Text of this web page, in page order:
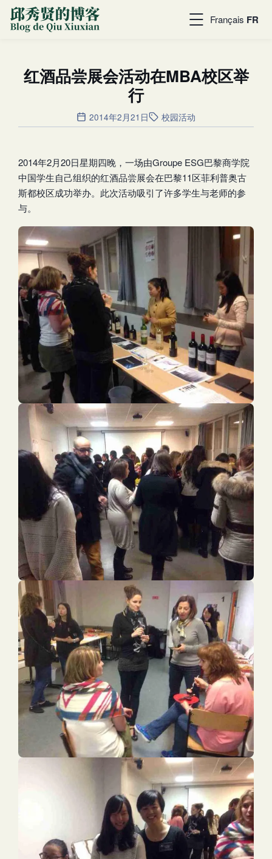
Français FR
红酒品尝展会活动在MBA校区举
行
2014年2月21日 校园活动
2014年2月20日星期四晚，一场由Groupe ESG巴黎商学院
中国学生自己组织的红酒品尝展会在巴黎11区菲利普奥古
斯都校区成功举办。此次活动吸引了许多学生与老师的参
与。